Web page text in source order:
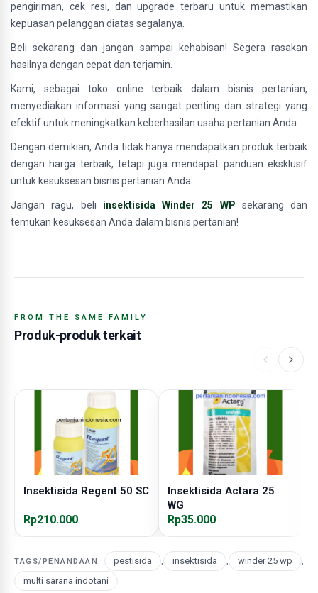
pengiriman, cek resi, dan upgrade terbaru untuk memastikan
kepuasan pelanggan diatas segalanya.
Beli sekarang dan jangan sampai kehabisan! Segera rasakan
hasilnya dengan cepat dan terjamin.
Kami, sebagai toko online terbaik dalam bisnis pertanian,
menyediakan informasi yang sangat penting dan strategi yang
efektif untuk meningkatkan keberhasilan usaha pertanian Anda.
Dengan demikian, Anda tidak hanya mendapatkan produk terbaik
dengan harga terbaik, tetapi juga mendapat panduan eksklusif
untuk kesuksesan bisnis pertanian Anda.
Jangan ragu, beli insektisida Winder 25 WP sekarang dan
temukan kesuksesan Anda dalam bisnis pertanian!
FROM THE SAME FAMILY
Produk-produk terkait
Insektisida Regent 50 SC
Rp210.000
Insektisida Actara 25
WG
Rp35.000
TAGS/PENANDAAN: pestisida , insektisida , winder 25 wp
,
multi sarana indotani